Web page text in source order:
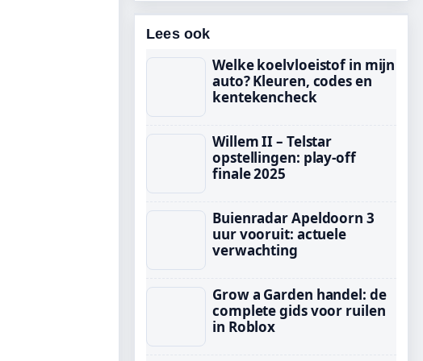
Lees ook
Welke koelvloeistof in mijn
auto? Kleuren, codes en
kentekencheck
Willem II – Telstar
opstellingen: play-off
finale 2025
Buienradar Apeldoorn 3
uur vooruit: actuele
verwachting
Grow a Garden handel: de
complete gids voor ruilen
in Roblox